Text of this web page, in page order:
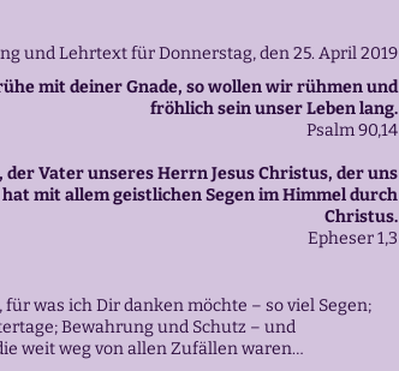
und Lehrtext für Donnerstag, den 25. April 2019
mit deiner Gnade, so wollen wir rühmen und
fröhlich sein unser Leben lang.
Psalm 90,14
der Vater unseres Herrn Jesus Christus, der uns
mit allem geistlichen Segen im Himmel durch
Christus.
Epheser 1,3
für was ich Dir danken möchte – so viel Segen;
Bewahrung und Schutz – und
weit weg von allen Zufällen waren…